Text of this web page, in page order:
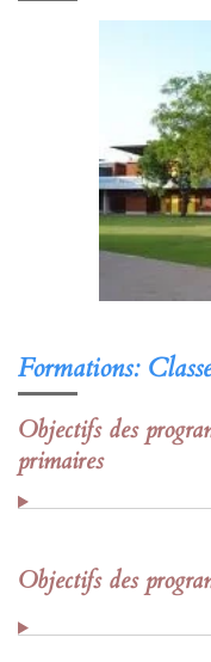
Formations:
Objectifs des
primaires
Objectifs des